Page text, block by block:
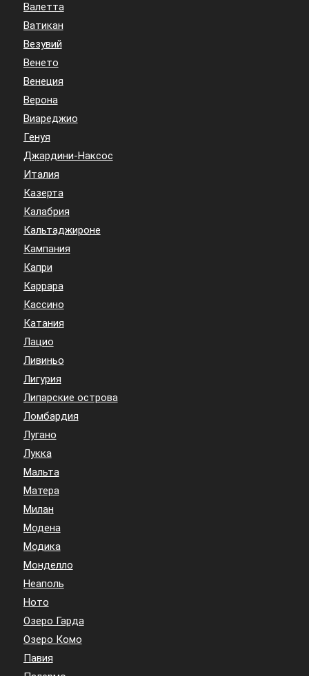
Валетта
Ватикан
Везувий
Венето
Венеция
Верона
Виареджио
Генуя
Джардини-Наксос
Италия
Казерта
Калабрия
Кальтаджироне
Кампания
Капри
Каррара
Кассино
Катания
Лацио
Ливиньо
Лигурия
Липарские острова
Ломбардия
Лугано
Лукка
Мальта
Матера
Милан
Модена
Модика
Монделло
Неаполь
Ното
Озеро Гарда
Озеро Комо
Павия